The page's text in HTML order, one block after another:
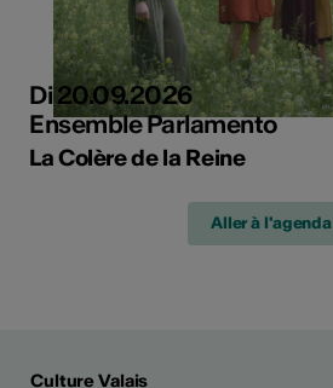
Di 20.09.2026
Ensemble Parlamento
La Colère de la Reine
Aller à l'agenda
Culture Valais